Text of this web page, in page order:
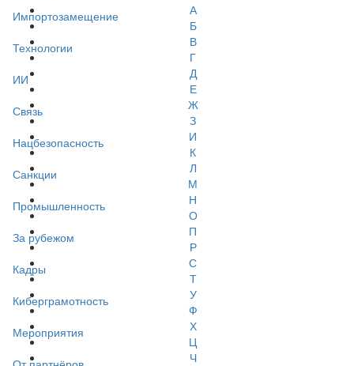
Импортозамещение
Технологии
ИИ
Связь
Нацбезопасность
Санкции
Промышленность
За рубежом
Кадры
Киберграмотность
Мероприятия
А
Б
В
Г
Д
Е
Ж
З
И
К
Л
М
Н
О
П
Р
С
Т
У
Ф
Х
Ц
Ч